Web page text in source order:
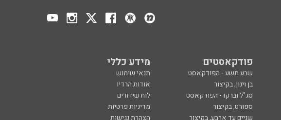
פודקאסטים מידע כללי
שבע תשע - הפודקאסט
תנאי שימוש
בן וינון, בקיצור
אודות הרדיו
סג"ל וברקו - הפודקאסט
לוח שידורים
ספורט, בקיצור
מדיניות פרטיות
שניים עד ארבע, בקיצור הצהרת נגישות